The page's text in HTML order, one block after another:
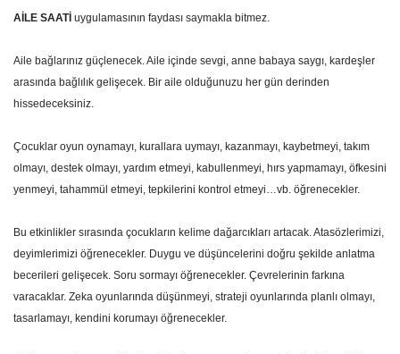
AİLE SAATİ uygulamasının faydası saymakla bitmez.
Aile bağlarınız güçlenecek. Aile içinde sevgi, anne babaya saygı, kardeşler
arasında bağlılık gelişecek. Bir aile olduğunuzu her gün derinden
hissedeceksiniz.
Çocuklar oyun oynamayı, kurallara uymayı, kazanmayı, kaybetmeyi, takım
olmayı, destek olmayı, yardım etmeyi, kabullenmeyi, hırs yapmamayı, öfkesini
yenmeyi, tahammül etmeyi, tepkilerini kontrol etmeyi…vb. öğrenecekler.
Bu etkinlikler sırasında çocukların kelime dağarcıkları artacak. Atasözlerimizi,
deyimlerimizi öğrenecekler. Duygu ve düşüncelerini doğru şekilde anlatma
becerileri gelişecek. Soru sormayı öğrenecekler. Çevrelerinin farkına
varacaklar. Zeka oyunlarında düşünmeyi, strateji oyunlarında planlı olmayı,
tasarlamayı, kendini korumayı öğrenecekler.